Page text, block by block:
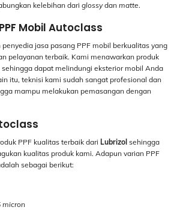
kelebihan dari glossydan matte.
Mobil Autoclass
jasa pasang PPF mobil berkualitas yang
pelayanan terbaik. Kami menawarkan produk
dapat melindungi eksterior mobil Anda
itu, teknisi kami sudah sangat profesional dan
mampu melakukan pemasangan dengan
PPF kualitas terbaik dari Lubrizolsehingga
kualitas produk kami. Adapun varian PPF
sebagai berikut:
micron